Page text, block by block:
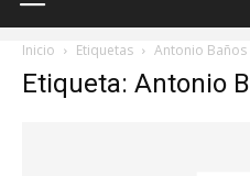
Inicio Etiquetas Antonio Baños
Etiqueta: Antonio